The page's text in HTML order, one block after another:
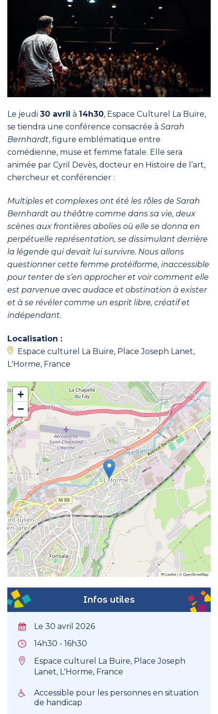
Le jeudi 30 avril à 14h30, Espace Culturel La Buire,
se tiendra une conférence consacrée à Sarah
Bernhardt, figure emblématique entre
comédienne, muse et femme fatale. Elle sera
animée par Cyril Devès, docteur en Histoire de l’art,
chercheur et conférencier :
Multiples et complexes ont été les rôles de Sarah
Bernhardt au théâtre comme dans sa vie, deux
scènes aux frontières abolies où elle se donna en
perpétuelle représentation, se dissimulant derrière
la légende qui devait lui survivre. Nous allons
questionner cette femme protéiforme, inaccessible
pour tenter de s’en approcher et voir comment elle
est parvenue avec audace et obstination à exister
et à se révéler comme un esprit libre, créatif et
indépendant.
Localisation :
Espace culturel La Buire, Place Joseph Lanet,
L'Horme, France
+
−
Leaflet|©OpenStreetMap
Infos utiles
Le 30 avril 2026
14h30 - 16h30
Espace culturel La Buire, Place Joseph
Lanet, L'Horme, France
Accessible pour les personnes en situation
de handicap